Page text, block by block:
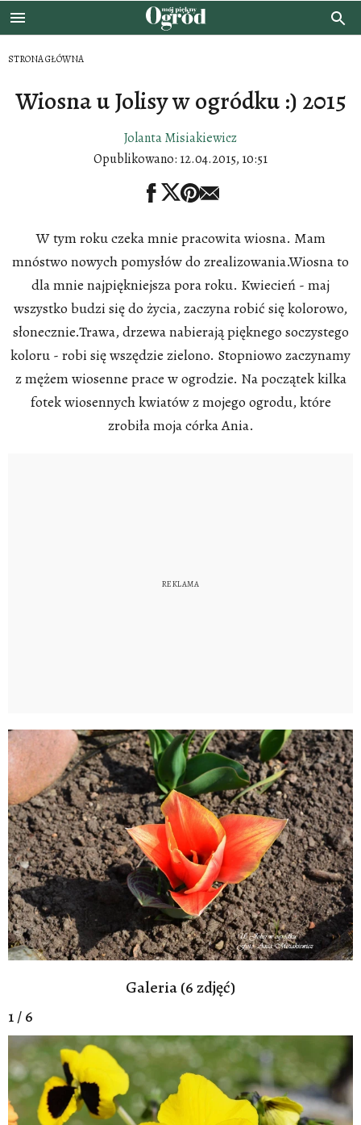
STRONA GŁÓWNA
Wiosna u Jolisy w ogródku :) 2015
Jolanta Misiakiewicz
Opublikowano: 12.04.2015, 10:51
W tym roku czeka mnie pracowita wiosna. Mam
mnóstwo nowych pomysłów do zrealizowania.Wiosna to
dla mnie najpiękniejsza pora roku. Kwiecień - maj
wszystko budzi się do życia, zaczyna robić się kolorowo,
słonecznie.Trawa, drzewa nabierają pięknego soczystego
koloru - robi się wszędzie zielono. Stopniowo zaczynamy
z mężem wiosenne prace w ogrodzie. Na początek kilka
fotek wiosennych kwiatów z mojego ogrodu, które
zrobiła moja córka Ania.
Galeria (6 zdjęć)
1 / 6